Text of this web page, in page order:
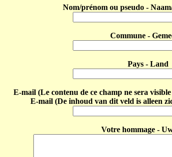
Nom/prénom ou pseudo -
Commune -
Pays - Land
E-mail (Le contenu de ce champ ne sera
E-mail (De inhoud van dit veld is alleen
Votre hommage -